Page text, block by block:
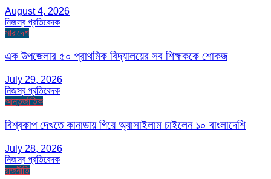
August 4, 2026
নিজস্ব প্রতিবেদক
সারাদেশ
এক উপজেলার ৫০ প্রাথমিক বিদ্যালয়ের সব শিক্ষককে শোকজ
July 29, 2026
নিজস্ব প্রতিবেদক
আন্তর্জাতিক
বিশ্বকাপ দেখতে কানাডায় গিয়ে অ্যাসাইলাম চাইলেন ১০ বাংলাদেশি
July 28, 2026
নিজস্ব প্রতিবেদক
রাজনীতি